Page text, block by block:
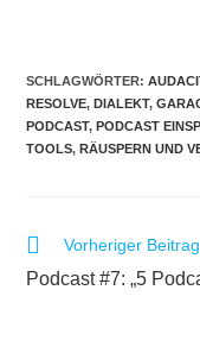
SCHLAGWÖRTER:
RESOLVE, DIALEKT,
PODCAST, PODCAST
TOOLS, RÄUSPERN UND
Vorheriger Beitrag
Podcast #7: „5